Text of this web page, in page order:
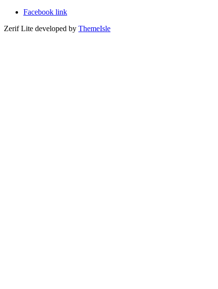
Facebook link
Zerif Lite developed by ThemeIsle